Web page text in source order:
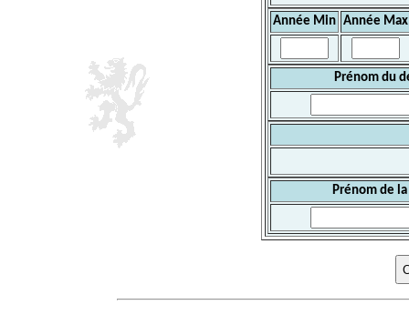
Année Min Année Max
Prénom du
Prénom de